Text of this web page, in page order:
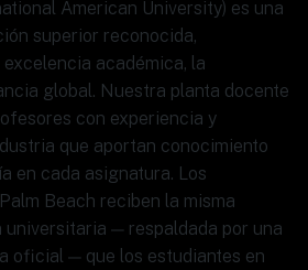
American University) es una
superior reconocida,
académica, la
global. Nuestra planta docente
con experiencia y
que aportan conocimiento
en cada asignatura. Los
Beach reciben la misma
universitaria — respaldada por una
oficial — que los estudiantes en